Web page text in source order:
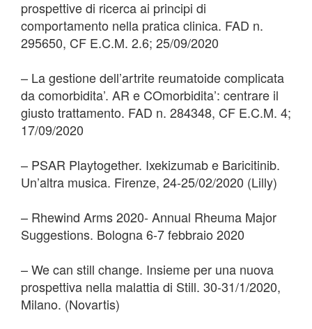
prospettive di ricerca ai principi di
comportamento nella pratica clinica. FAD n.
295650, CF E.C.M. 2.6; 25/09/2020
– La gestione dell’artrite reumatoide complicata
da comorbidita’. AR e COmorbidita’: centrare il
giusto trattamento. FAD n. 284348, CF E.C.M. 4;
17/09/2020
– PSAR Playtogether. Ixekizumab e Baricitinib.
Un’altra musica. Firenze, 24-25/02/2020 (Lilly)
– Rhewind Arms 2020- Annual Rheuma Major
Suggestions. Bologna 6-7 febbraio 2020
– We can still change. Insieme per una nuova
prospettiva nella malattia di Still. 30-31/1/2020,
Milano. (Novartis)